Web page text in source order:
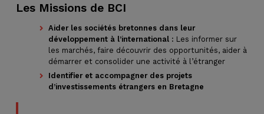
Les Missions de BCI
Aider les sociétés bretonnes dans leur
développement à l’international : Les informer sur
les marchés, faire découvrir des opportunités, aider à
démarrer et consolider une activité à l’étranger
Identifier et accompagner des projets
d’investissements étrangers en Bretagne